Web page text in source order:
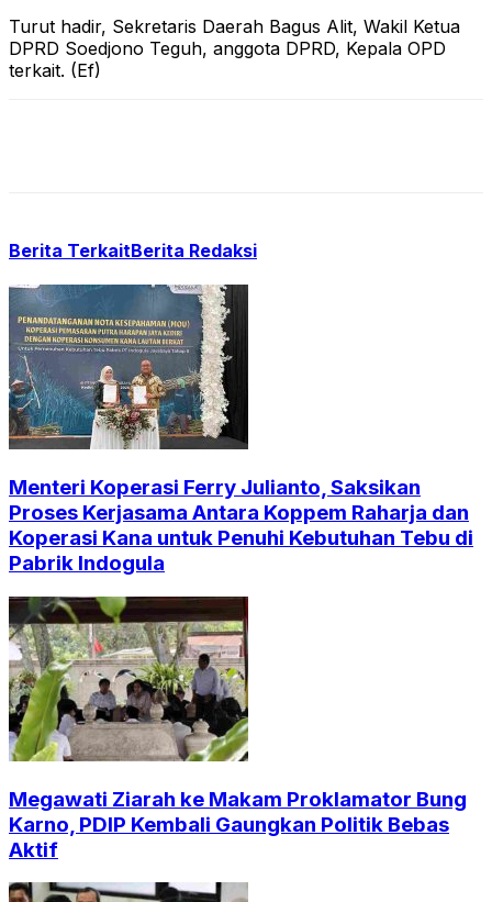
Turut hadir, Sekretaris Daerah Bagus Alit, Wakil Ketua
DPRD Soedjono Teguh, anggota DPRD, Kepala OPD
terkait. (Ef)
Berita TerkaitBerita Redaksi
Menteri Koperasi Ferry Julianto, Saksikan
Proses Kerjasama Antara Koppem Raharja dan
Koperasi Kana untuk Penuhi Kebutuhan Tebu di
Pabrik Indogula
Megawati Ziarah ke Makam Proklamator Bung
Karno, PDIP Kembali Gaungkan Politik Bebas
Aktif